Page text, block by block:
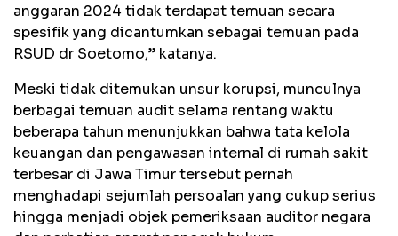
anggaran 2024 tidak terdapat temuan secara
spesifik yang dicantumkan sebagai temuan pada
RSUD dr Soetomo,” katanya.
Meski tidak ditemukan unsur korupsi, munculnya
berbagai temuan audit selama rentang waktu
beberapa tahun menunjukkan bahwa tata kelola
keuangan dan pengawasan internal di rumah sakit
terbesar di Jawa Timur tersebut pernah
menghadapi sejumlah persoalan yang cukup serius
hingga menjadi objek pemeriksaan auditor negara